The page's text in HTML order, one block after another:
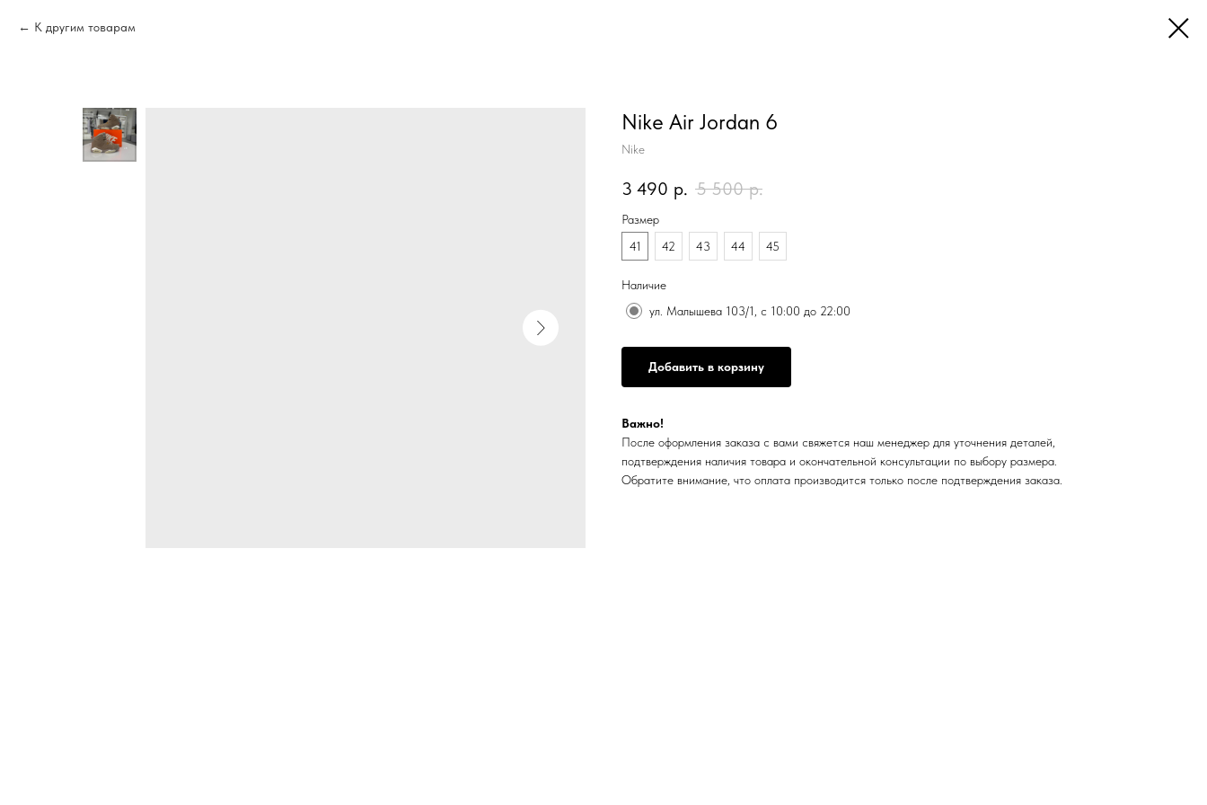
К другим товарам
Nike Air Jordan 6
Nike
3 490 р. 5 500 р.
Размер
41
42 43 44 45
Наличие
ул. Малышева 103/1, с 10:00 до 22:00
Добавить в корзину
Важно!
После оформления заказа с вами свяжется наш менеджер для уточнения деталей,
подтверждения наличия товара и окончательной консультации по выбору размера.
Обратите внимание, что оплата производится только после подтверждения заказа.